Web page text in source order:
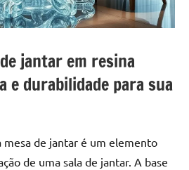
jantar em resina
e durabilidade para sua
mesa de jantar é um elemento
de uma sala de jantar. A base